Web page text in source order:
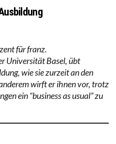
für franz.
Universität Basel, übt
wie sie zurzeit an den
wirft er ihnen vor, trotz
ein “business as usual” zu